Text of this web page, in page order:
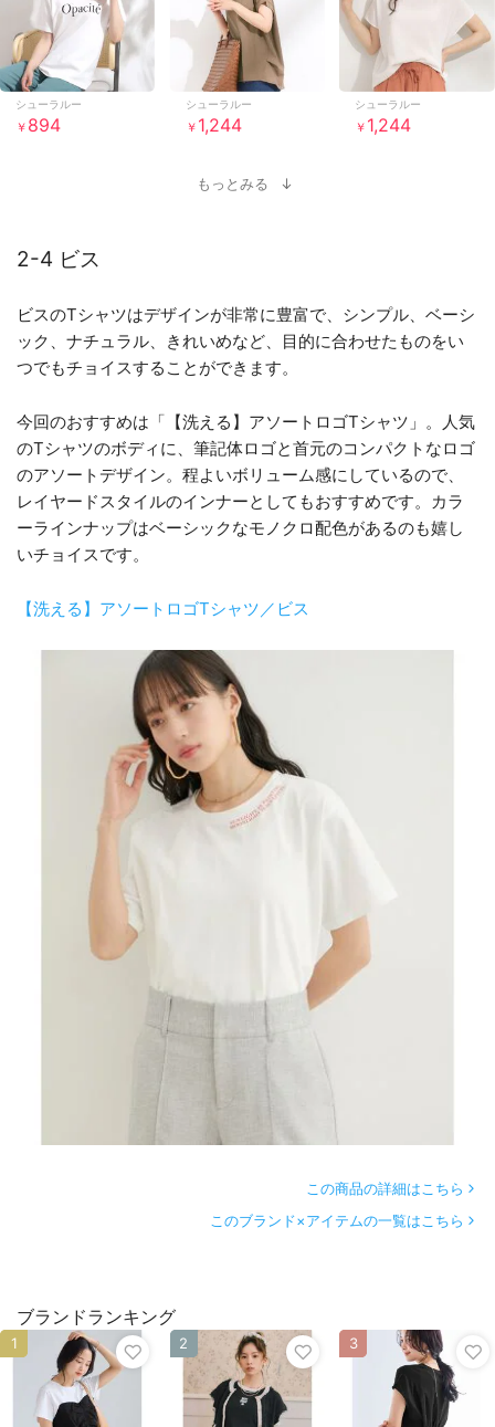
シューラルー
￥ 894
シューラルー
￥ 1,244
シューラルー
￥ 1,244
もっとみる
2-4 ビス
ビスのTシャツはデザインが非常に豊富で、シンプル、ベーシ
ック、ナチュラル、きれいめなど、目的に合わせたものをい
つでもチョイスすることができます。
今回のおすすめは「【洗える】アソートロゴTシャツ」。人気
のTシャツのボディに、筆記体ロゴと首元のコンパクトなロゴ
のアソートデザイン。程よいボリューム感にしているので、
レイヤードスタイルのインナーとしてもおすすめです。カラ
ーラインナップはベーシックなモノクロ配色があるのも嬉し
いチョイスです。
【洗える】アソートロゴTシャツ／ビス
この商品の詳細はこちら
このブランド×アイテムの一覧はこちら
ブランドランキング
1 2 3